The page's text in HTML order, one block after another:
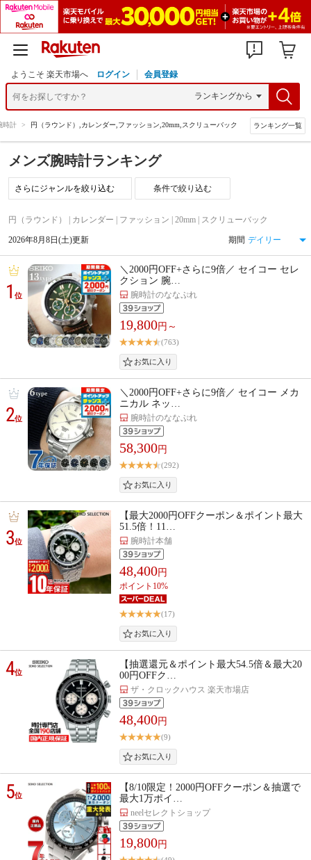
ようこそ 楽天市場へ ログイン 会員登録
時計 > 円（ラウンド）,カレンダー,ファッション,20mm,スクリューバック ランキング一覧
メンズ腕時計ランキング
条件で絞り込む
円（ラウンド） | カレンダー | ファッション | 20mm | スクリューバック
2026年8月8日(土)更新 期間
1位
＼2000円OFF+さらに9倍／ セイコー セレ
クション 腕…
腕時計のななぷれ
19,800円～
(763)
2位
＼2000円OFF+さらに9倍／ セイコー メカ
ニカル ネッ…
腕時計のななぷれ
58,300円
(292)
3位
【最大2000円OFFクーポン＆ポイント最大
51.5倍！11…
腕時計本舗
48,400円
ポイント10%
(17)
4位
【抽選還元＆ポイント最大54.5倍＆最大20
00円OFFク…
ザ・クロックハウス 楽天市場店
48,400円
(9)
5位
【8/10限定！2000円OFFクーポン＆抽選で
最大1万ポイ…
neelセレクトショップ
19,800円